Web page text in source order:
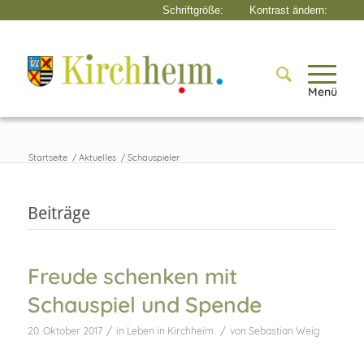
Menü
Startseite / Aktuelles / Schauspieler
Beiträge
Freude schenken mit
Schauspiel und Spende
20. Oktober 2017 / in Leben in Kirchheim / von Sebastian Weig